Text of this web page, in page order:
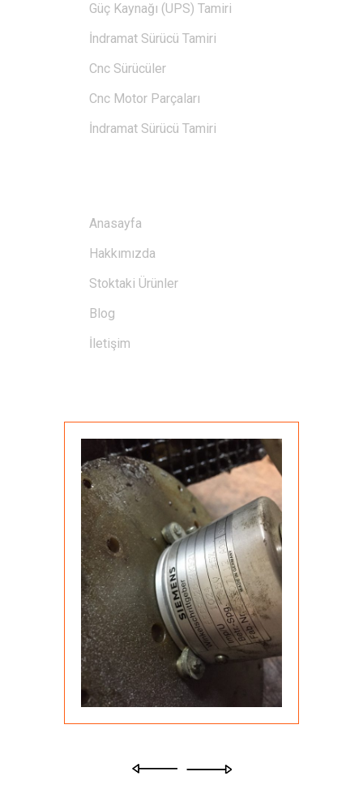
Güç Kaynağı (UPS) Tamiri
İndramat Sürücü Tamiri
Cnc Sürücüler
Cnc Motor Parçaları
İndramat Sürücü Tamiri
Anasayfa
Hakkımızda
Stoktaki Ürünler
Blog
İletişim